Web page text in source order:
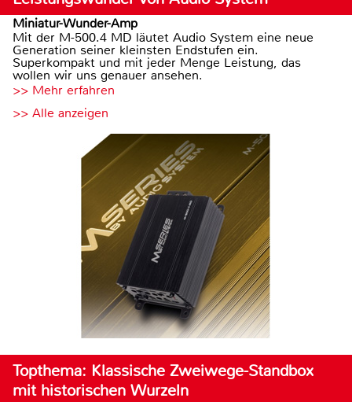
Miniatur-Wunder-Amp
Mit der M-500.4 MD läutet Audio System eine neue
Generation seiner kleinsten Endstufen ein.
Superkompakt und mit jeder Menge Leistung, das
wollen wir uns genauer ansehen.
>> Mehr erfahren
>> Alle anzeigen
Topthema: Klassische Zweiwege-Standbox
mit historischen Wurzeln